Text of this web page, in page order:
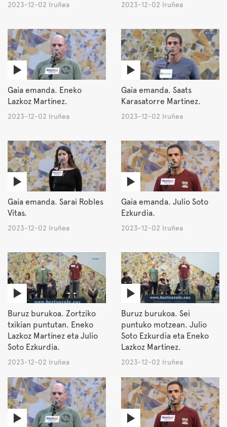
2023-12-02 Iruñea 2023-12-02 Iruñea
Gaia emanda. Eneko
Lazkoz Martinez.
2023-12-02 Iruñea
Gaia emanda. Saats
Karasatorre Martinez.
2023-12-02 Iruñea
Gaia emanda. Sarai Robles
Vitas.
2023-12-02 Iruñea
Gaia emanda. Julio Soto
Ezkurdia.
2023-12-02 Iruñea
Buruz burukoa. Zortziko
txikian puntutan. Eneko
Lazkoz Martinez eta Julio
Soto Ezkurdia.
2023-12-02 Iruñea
Buruz burukoa. Sei
puntuko motzean. Julio
Soto Ezkurdia eta Eneko
Lazkoz Martinez.
2023-12-02 Iruñea